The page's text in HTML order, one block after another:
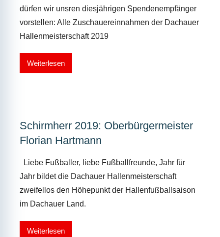
dürfen wir unsren diesjährigen Spendenempfänger
vorstellen: Alle Zuschauereinnahmen der Dachauer
Hallenmeisterschaft 2019
Weiterlesen
Schirmherr 2019: Oberbürgermeister
Florian Hartmann
Liebe Fußballer, liebe Fußballfreunde, Jahr für
Jahr bildet die Dachauer Hallenmeisterschaft
zweifellos den Höhepunkt der Hallenfußballsaison
im Dachauer Land.
Weiterlesen